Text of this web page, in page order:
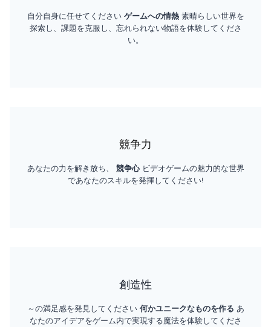
自分自身に任せてください ゲームへの情熱素晴らしい世界を
探索し、課題を克服し、忘れられない物語を体験してくださ
い。
競争力
あなたの力を解き放ち、 競争心ビデオゲームの魅力的な世界
であなたのスキルを発揮してください!
創造性
～の満足感を発見してください 何かユニークなものを作る あ
なたのアイデアをゲーム内で実現する魔法を体験してくださ